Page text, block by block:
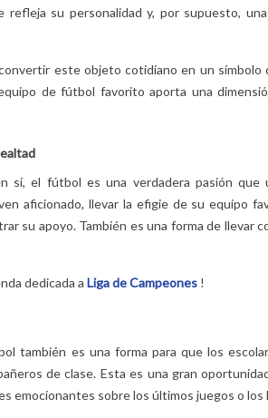
Leer más
CAMA PARA NIÑAS!
realmente no refleja su
personalidad ... ¡Es hora
de arreglarlo! El truco
DÉGLINGOS:
2Aimé
refleja su personalidad y, por supuesto,
este objeto cotidiano en un símbolo
de fútbol favorito aporta una
sí, el fútbol es una verdadera pasión que
aficionado, llevar la efigie de su equipo
su apoyo. También es una forma de llevar
dedicada a Liga de Campeones!
también es una forma para que los
de clase. Esta es una gran
emocionantes sobre los últimos juegos o